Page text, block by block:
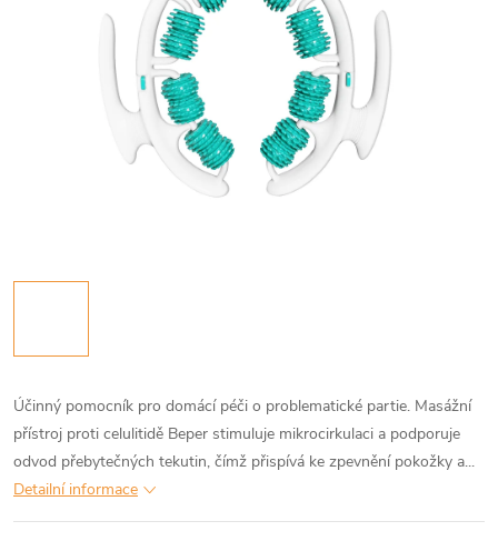
Účinný pomocník pro domácí péči o problematické partie. Masážní
přístroj proti celulitidě Beper stimuluje mikrocirkulaci a podporuje
odvod přebytečných tekutin, čímž přispívá ke zpevnění pokožky a...
Detailní informace